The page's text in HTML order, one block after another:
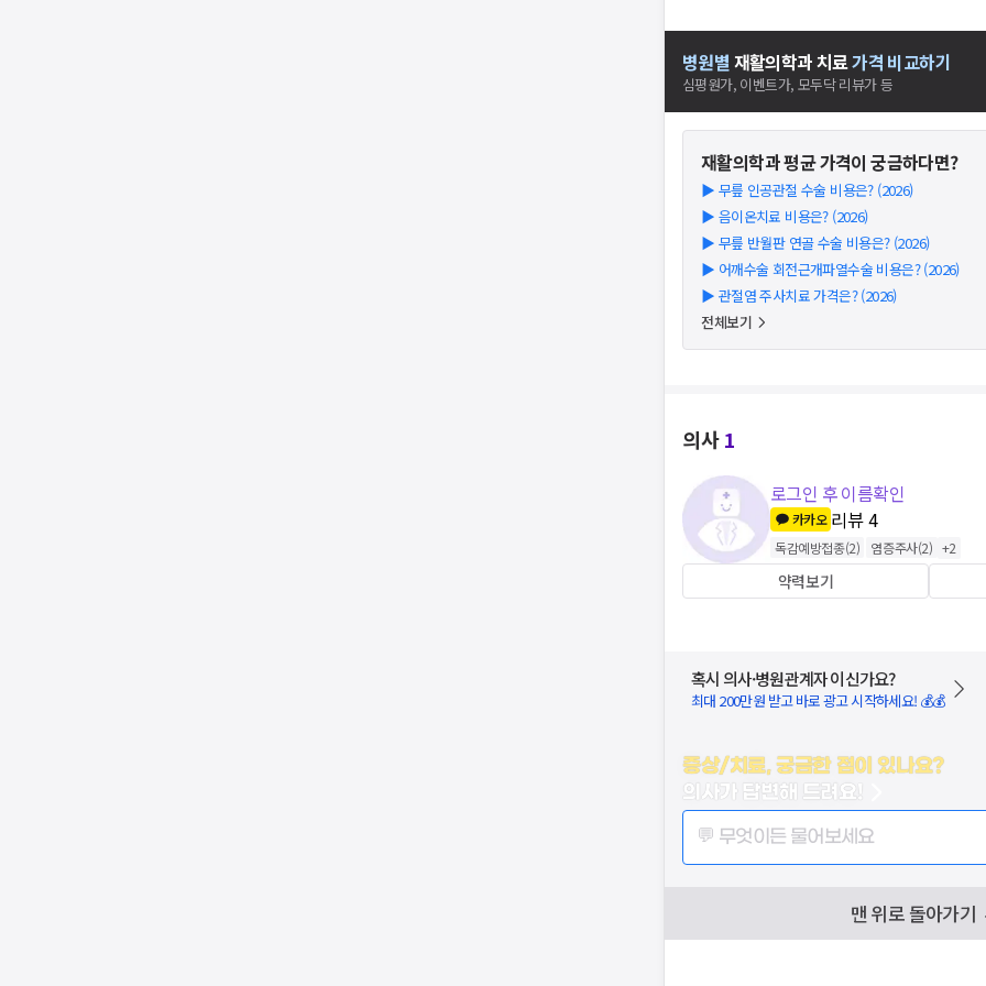
병원별 재활의학과치료가격 비교하기
심평원가, 이벤트가, 모두닥 리뷰가 등
재활의학과평균 가격이 궁금하다면?
▶ 무릎 인공관절 수술 비용은? (2026)
▶ 음이온치료 비용은? (2026)
▶ 무릎 반월판 연골 수술 비용은? (2026)
▶ 어깨수술 회전근개파열수술 비용은? (2026)
▶ 관절염 주사치료 가격은? (2026)
전체보기
의사1
로그인 후 이름확인
카카오 리뷰4
독감예방접종(2) 염증주사(2) +2
약력보기
혹시 의사·병원관계자 이신가요?
최대 200만원 받고 바로 광고 시작하세요! 💰💰
증상/치료, 궁금한 점이 있나요?
의사가 답변해 드려요!
💬 무엇이든 물어보세요
맨 위로 돌아가기